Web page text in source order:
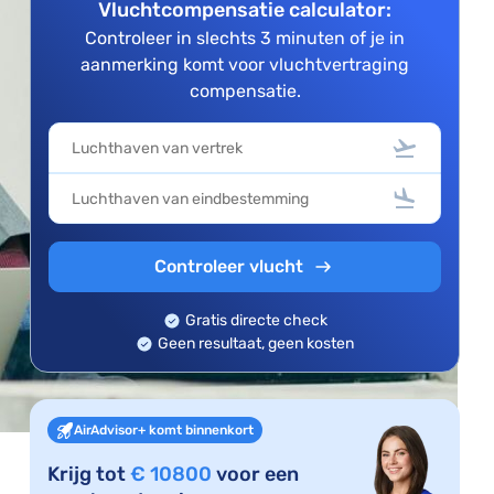
Vluchtcompensatie calculator:
Controleer in slechts 3 minuten of je in
aanmerking komt voor vluchtvertraging
compensatie.
Controleer vlucht
Gratis directe check
Geen resultaat, geen kosten
AirAdvisor+ komt binnenkort
Krijg tot€ 10800 voor een